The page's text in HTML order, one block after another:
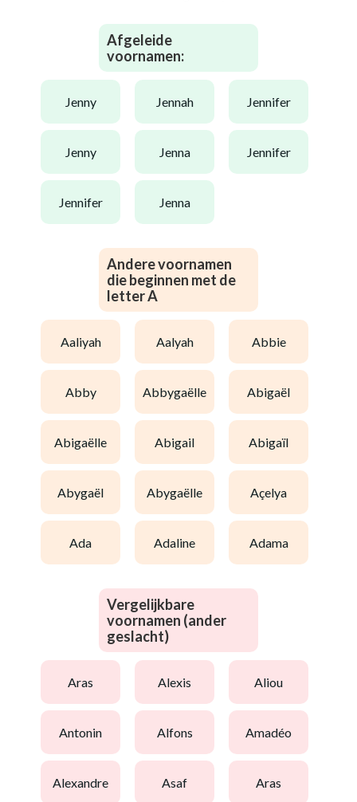
Afgeleide
voornamen:
jenny jennah jennifer
jenny jenna jennifer
jennifer jenna
Andere voornamen
die beginnen met de
letter A
aaliyah aalyah abbie
abby abbygaëlle abigaël
abigaëlle abigail abigaïl
abygaël abygaëlle açelya
ada adaline adama
Vergelijkbare
voornamen (ander
geslacht)
aras alexis aliou
antonin alfons amadéo
alexandre asaf aras